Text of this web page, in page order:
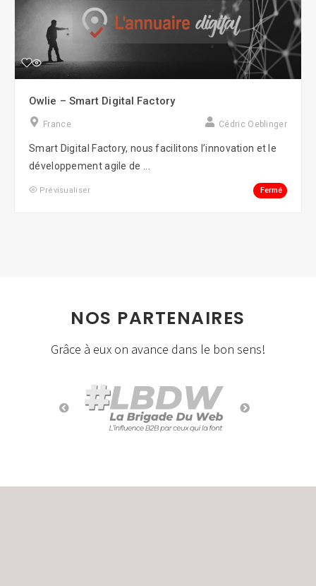
Owlie – Smart Digital Factory
France Cédric Oeblinger
Smart Digital Factory, nous facilitons l’innovation et le
développement agile de ...
Prévisualiser Fermé
NOS PARTENAIRES
Grâce à eux on avance dans le bon sens!